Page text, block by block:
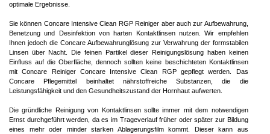
optimale Ergebnisse.
Sie können Concare Intensive Clean RGP Reiniger aber auch zur Aufbewahrung,
Benetzung und Desinfektion von harten Kontaktlinsen nutzen. Wir empfehlen
Ihnen jedoch die Concare Aufbewahrunglösung zur Verwahrung der formstabilen
Linsen über Nacht. Die feinen Partikel dieser Reinigungslösung haben keinen
Einfluss auf die Oberfläche, dennoch sollten keine beschichteten Kontaktlinsen
mit Concare Reiniger Concare Intensive Clean RGP gepflegt werden. Das
Concare Pflegemittel beinhaltet nährstoffreiche Substanzen, die die
Leistungsfähigkeit und den Gesundheitszustand der Hornhaut aufwerten.
Die gründliche Reinigung von Kontaktlinsen sollte immer mit dem notwendigen
Ernst durchgeführt werden, da es im Trageverlauf früher oder später zur Bildung
eines mehr oder minder starken Ablagerungsfilm kommt. Dieser kann aus